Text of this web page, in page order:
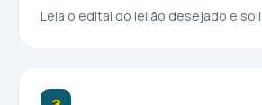
Leia o edital do leilão desejado e